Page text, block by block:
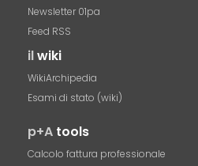
Newsletter 01pa
Feed RSS
ilwiki
WikiArchipedia
Esami di stato (wiki)
p+A tools
Calcolo fattura professionale